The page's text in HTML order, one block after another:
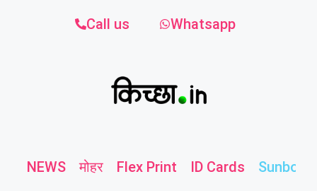
Call us Whatsapp
NEWS मोहर Flex Print ID Cards